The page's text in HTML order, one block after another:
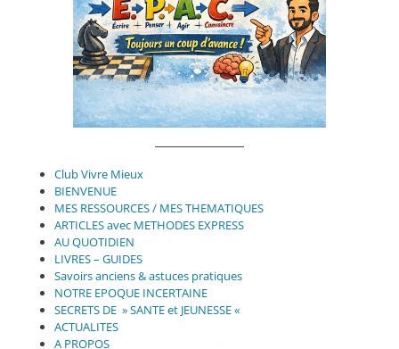
Club Vivre Mieux
BIENVENUE
MES RESSOURCES / MES THEMATIQUES
ARTICLES avec METHODES EXPRESS
AU QUOTIDIEN
LIVRES – GUIDES
Savoirs anciens & astuces pratiques
NOTRE EPOQUE INCERTAINE
SECRETS DE » SANTE et JEUNESSE «
ACTUALITES
A PROPOS